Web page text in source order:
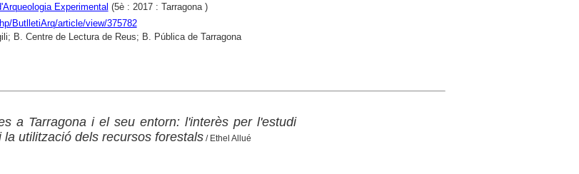
Experimental (5è : 2017 : Tarragona )
ButlletiArq/article/view/375782
B. Centre de Lectura de Reus; B. Pública de Tarragona
a Tarragona i el seu entorn: l'interès per l'estudi
utilització dels recursos forestals/ Ethel Allué